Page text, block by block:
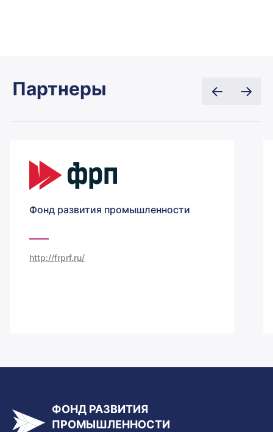
Партнеры
Фонд развития промышленности
http://frprf.ru/
ФОНД РАЗВИТИЯ
ПРОМЫШЛЕННОСТИ